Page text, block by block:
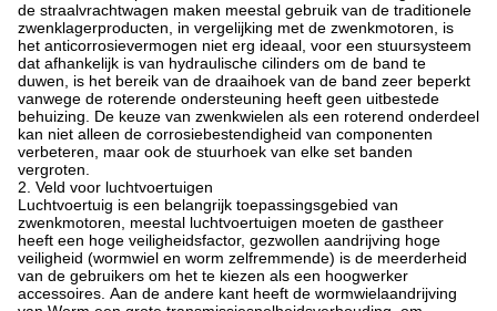
de straalvrachtwagen maken meestal gebruik van de traditionele
zwenklagerproducten, in vergelijking met de zwenkmotoren, is
het anticorrosievermogen niet erg ideaal, voor een stuursysteem
dat afhankelijk is van hydraulische cilinders om de band te
duwen, is het bereik van de draaihoek van de band zeer beperkt
vanwege de roterende ondersteuning heeft geen uitbestede
behuizing.
De keuze van zwenkwielen als een roterend onderdeel
kan niet alleen de corrosiebestendigheid van componenten
verbeteren, maar ook de stuurhoek van elke set banden
vergroten.
2. Veld voor luchtvoertuigen
Luchtvoertuig is een belangrijk toepassingsgebied van
zwenkmotoren, meestal luchtvoertuigen moeten de gastheer
heeft een hoge veiligheidsfactor, gezwollen aandrijving hoge
veiligheid (wormwiel en worm zelfremmende) is de meerderheid
van de gebruikers om het te kiezen als een hoogwerker
accessoires. Aan de andere kant heeft de wormwielaandrijving